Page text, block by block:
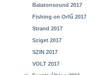
Balatonsound 2017
Fishing on Orfű 2017
Strand 2017
Sziget 2017
SZIN 2017
VOLT 2017